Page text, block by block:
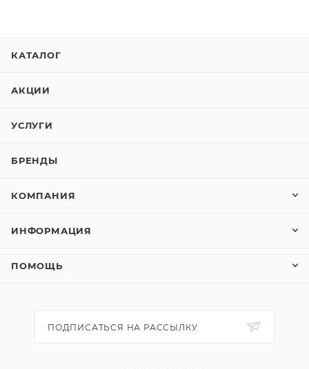
КАТАЛОГ
АКЦИИ
УСЛУГИ
БРЕНДЫ
КОМПАНИЯ
ИНФОРМАЦИЯ
ПОМОЩЬ
ПОДПИСАТЬСЯ НА РАССЫЛКУ